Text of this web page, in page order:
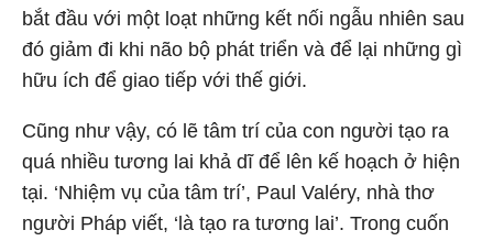
bắt đầu với một loạt những kết nối ngẫu nhiên sau
đó giảm đi khi não bộ phát triển và để lại những gì
hữu ích để giao tiếp với thế giới.
Cũng như vậy, có lẽ tâm trí của con người tạo ra
quá nhiều tương lai khả dĩ để lên kế hoạch ở hiện
tại. ‘Nhiệm vụ của tâm trí’, Paul Valéry, nhà thơ
người Pháp viết, ‘là tạo ra tương lai’. Trong cuốn